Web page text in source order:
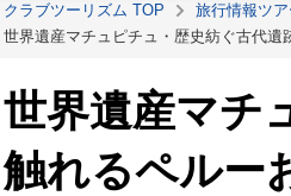
クラブツーリズム TOP 旅行情報ツ
世界遺産マチュピチュ・歴史紡ぐ古代
世界遺産マチ
触れるペルー